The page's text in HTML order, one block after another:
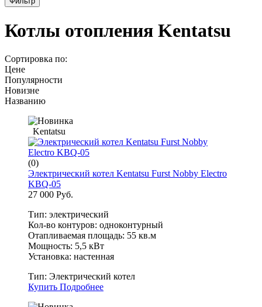
Котлы отопления Kentatsu
Сортировка по:
Цене
Популярности
Новизне
Названию
Kentatsu
(0)
Электрический котел Kentatsu Furst Nobby Electro
KBQ-05
27 000 Руб.
Тип: электрический
Кол-во контуров: одноконтурный
Отапливаемая площадь: 55 кв.м
Мощность: 5,5 кВт
Установка: настенная
Тип: Электрический котел
Купить Подробнее